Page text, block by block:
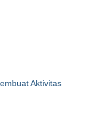
Aktivitas